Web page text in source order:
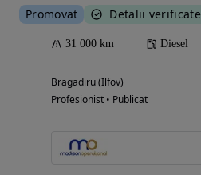
Promovat Detalii verificate
31 000 km Diesel
Bragadiru (Ilfov)
Profesionist • Publicat